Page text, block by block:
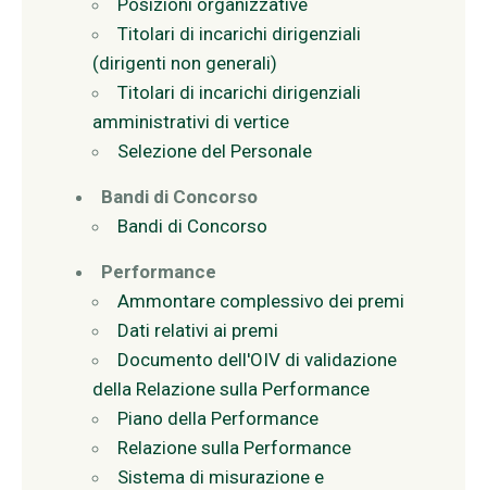
Posizioni organizzative
Titolari di incarichi dirigenziali
(dirigenti non generali)
Titolari di incarichi dirigenziali
amministrativi di vertice
Selezione del Personale
Bandi di Concorso
Bandi di Concorso
Performance
Ammontare complessivo dei premi
Dati relativi ai premi
Documento dell'OIV di validazione
della Relazione sulla Performance
Piano della Performance
Relazione sulla Performance
Sistema di misurazione e